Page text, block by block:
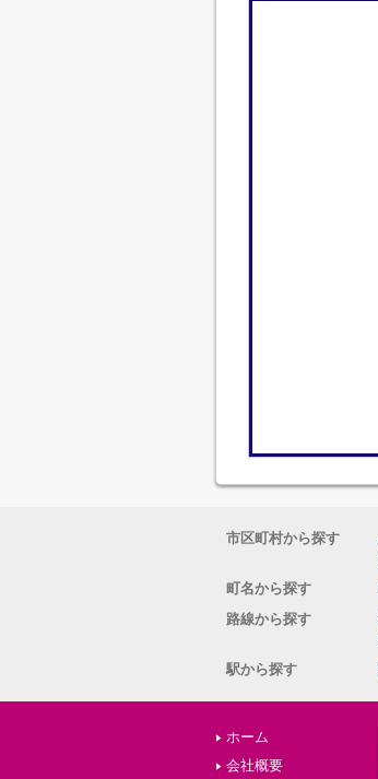
市区町村から探す
町名から探す
路線から探す
駅から探す
ホーム
会社概要